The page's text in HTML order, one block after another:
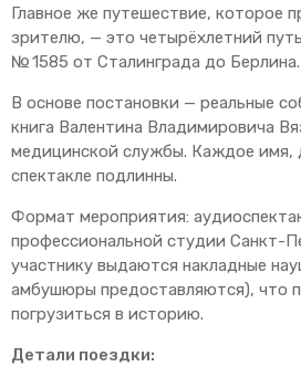
Способы оплаты проезда
Абонементные билеты
Схема обращения
пригородных поездов
Мобильное приложение
Правила проезда
Для маломобильных
пассажиров
Главное же путешествие, которое
зрителю, — это четырёхлетний
№ 1585 от Сталинграда до Берлина.
В основе постановки — реальные
книга Валентина Владимировича
медицинской службы. Каждое имя,
спектакле подлинны.
Формат мероприятия:
профессиональной студии Санкт-
участнику выдаются накладные
амбушюры предоставляются), что
погрузиться в историю.
Детали поездки: